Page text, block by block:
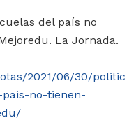
del país no
La Jornada.
2021/06/30/politic
no-tienen-